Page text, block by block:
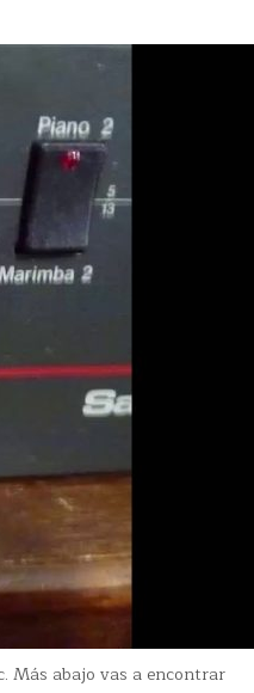
Más abajo vas a encontrar